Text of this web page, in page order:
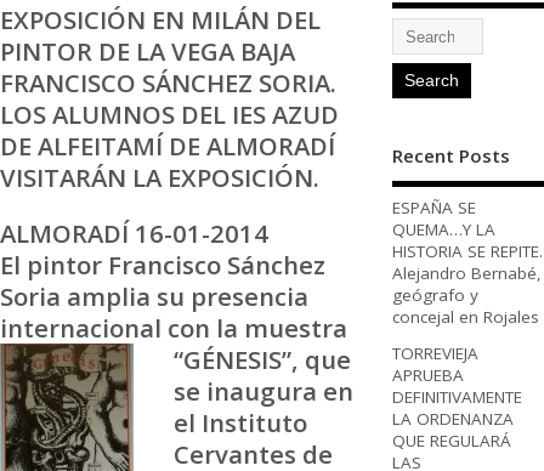
EXPOSICIÓN EN MILÁN DEL
PINTOR DE LA VEGA BAJA
FRANCISCO SÁNCHEZ SORIA.
LOS ALUMNOS DEL IES AZUD
DE ALFEITAMÍ DE ALMORADÍ
VISITARÁN LA EXPOSICIÓN.
ALMORADÍ 16-01-2014
El pintor Francisco Sánchez
Soria amplia su presencia
internacional con la muestra
“GÉNESIS”, que
se inaugura en
el Instituto
Cervantes de
Recent Posts
ESPAÑA SE
QUEMA…Y LA
HISTORIA SE REPITE.
Alejandro Bernabé,
geógrafo y
concejal en Rojales
TORREVIEJA
APRUEBA
DEFINITIVAMENTE
LA ORDENANZA
QUE REGULARÁ
LAS